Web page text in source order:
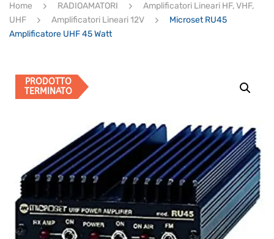
ULTIMI ARRIVI
Ricerca
prodotti
Home RADIOAMATORI
Amplificatori Lineari HF, VHF,
UHF
Amplificatori Lineari 12V
Microset RU45
Amplificatore UHF 45 Watt
PRODOTTO
TERMINATO
Supporto clienti RF Assist